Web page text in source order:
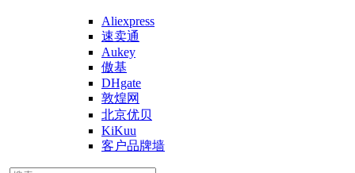
Aliexpress
速卖通
Aukey
傲基
DHgate
敦煌网
北京优贝
KiKuu
客户品牌墙